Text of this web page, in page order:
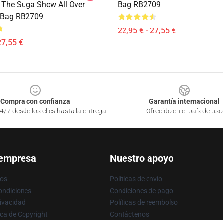
The Suga Show All Over
RB2709
€
Bag RB2709
22,95 € - 27,55 €
Compra con confianza
7 desde los clics hasta la entrega
Garantía internacional
Ofrecido en el país de uso
de Copyright
Nuestro apoyo
Políticas de envío
Condiciones de pago
Políticas de reembolso
Contáctenos